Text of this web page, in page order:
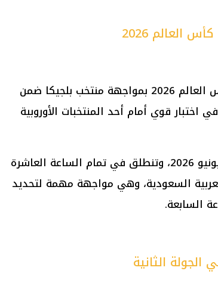
2026
يفتتح منتخب مصر مشواره في كأس العالم 2026 بمواجهة منتخب بلجيكا ضمن
اختبار قوي أمام أحد المنتخبات الأوروبية
وتقام مباراة مصر وبلجيكا يوم 15 يونيو 2026، وتنطلق في تمام الساعة العاشرة
السعودية، وهي مواجهة مهمة لتحديد
السابعة.
الثانية